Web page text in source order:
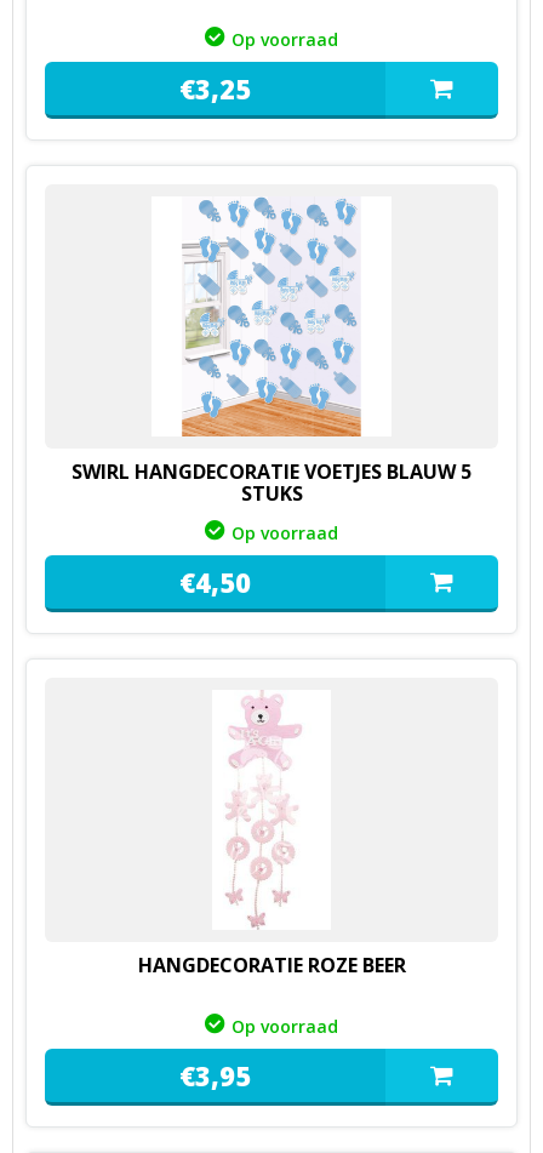
Op voorraad
€3,25
SWIRL HANGDECORATIE VOETJES BLAUW 5
STUKS
Op voorraad
€4,50
HANGDECORATIE ROZE BEER
Op voorraad
€3,95